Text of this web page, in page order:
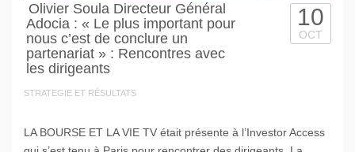
Olivier Soula Directeur Général
Adocia : « Le plus important pour
nous c’est de conclure un
partenariat » : Rencontres avec
les dirigeants
STRATEGIE ET RÉSULTATS
10
OCT
LA BOURSE ET LA VIE TV était présente à l’Investor Access